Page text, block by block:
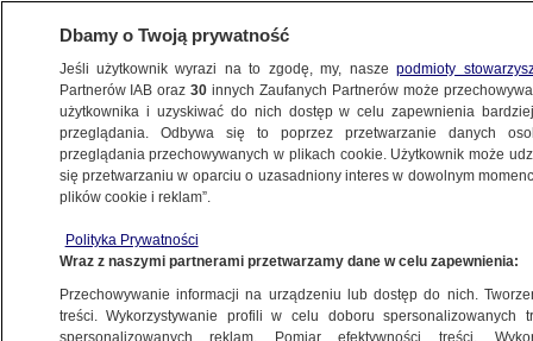
WARSZAWA
OKOLICE
jego zniknięcia rozwiązali policjanci
Oprac.Klaudia Kamieniarz
Dbamy o Twoją prywatność
Jeśli użytkownik wyrazi na to zgodę, my, naszepodmioty
Partnerów IAB oraz30 innych Zaufanych Partnerów może
użytkownika i uzyskiwać do nich dostęp w celu zapewnienia
przeglądania. Odbywa się to poprzez przetwarzanie danych
przeglądania przechowywanych w plikach cookie. Użytkownik może
się przetwarzaniu w oparciu o uzasadniony interes w dowolnym
plików cookie i reklam”.
Polityka Prywatności
Wraz z naszymi partnerami przetwarzamy dane w celu zapewnienia:
Przechowywanie informacji na urządzeniu lub dostęp do nich.
treści. Wykorzystywanie profili w celu doboru spersonalizowanych
spersonalizowanych reklam. Pomiar efektywności treści.